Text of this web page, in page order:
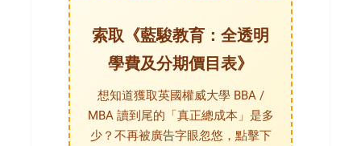
索取《藍駿教育：全透明
學費及分期價目表》
想知道獲取英國權威大學 BBA /
MBA 讀到尾的「真正總成本」是多
少？不再被廣告字眼忽悠，點擊下